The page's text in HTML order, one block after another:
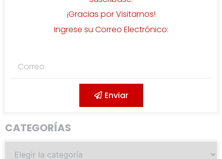
¡Gracias por Visitarnos!
Ingrese su Correo Electrónico:
Enviar
CATEGORÍAS